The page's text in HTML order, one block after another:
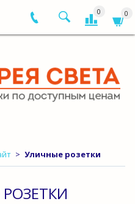
0 0
Уличные розетки